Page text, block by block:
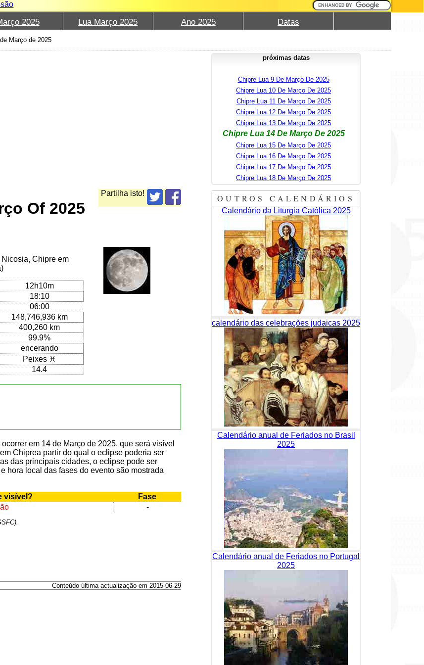
2025 Lua Março 2025 Ano 2025 Datas
Março de 2025
Partilha isto!
Of 2025
Chipre em
12h10m
18:10
06:00
148,746,936 km
400,260 km
99.9%
encerando
Peixes ♓
14.4
em 14 de Março de 2025, que será visível
Chiprea partir do qual o eclipse poderia ser
das principais cidades, o eclipse pode ser
hora local das fases do evento são mostrada
visível?
Fase
-
Conteúdo última actualização em 2015-06-29
próximas datas
Chipre Lua 9 De Março De 2025
Chipre Lua 10 De Março De 2025
Chipre Lua 11 De Março De 2025
Chipre Lua 12 De Março De 2025
Chipre Lua 13 De Março De 2025
Chipre Lua 14 De Março De 2025
Chipre Lua 15 De Março De 2025
Chipre Lua 16 De Março De 2025
Chipre Lua 17 De Março De 2025
Chipre Lua 18 De Março De 2025
OUTROS CALENDÁRIOS
Calendário da Liturgia Católica 2025
calendário das celebrações judaicas 2025
Calendário anual de Feriados no Brasil
2025
Calendário anual de Feriados no Portugal
2025